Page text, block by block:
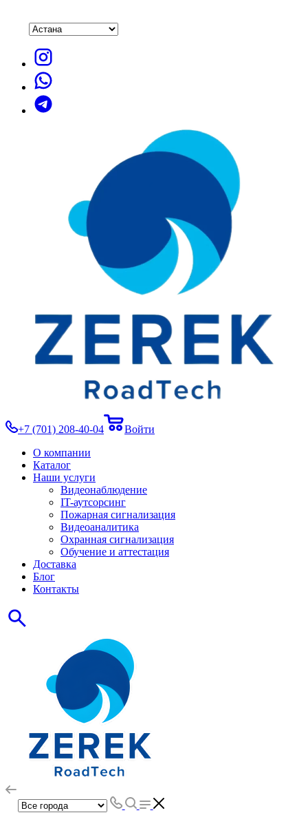
+7 (701) 208-40-04
Войти
О компании
Каталог
Наши услуги
Видеонаблюдение
IT-аутсорсинг
Пожарная сигнализация
Видеоаналитика
Охранная сигнализация
Обучение и аттестация
Доставка
Блог
Контакты